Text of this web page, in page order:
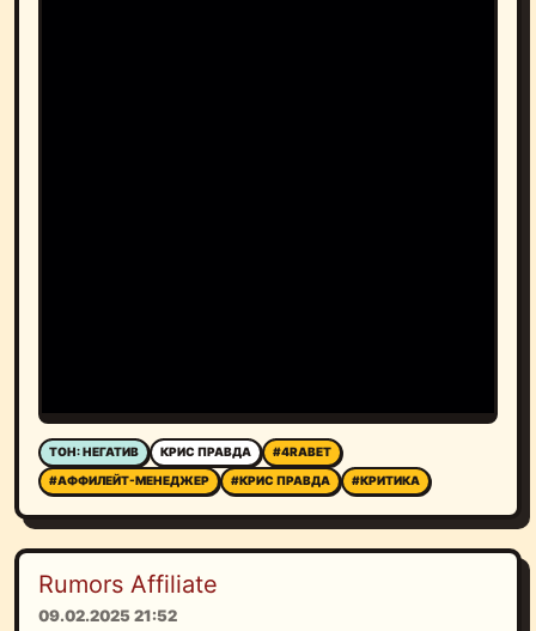
ТОН: НЕГАТИВ КРИС ПРАВДА
#4RABET
#АФФИЛЕЙТ-МЕНЕДЖЕР
#КРИС ПРАВДА #КРИТИКА
Rumors Affiliate
09.02.2025 21:52